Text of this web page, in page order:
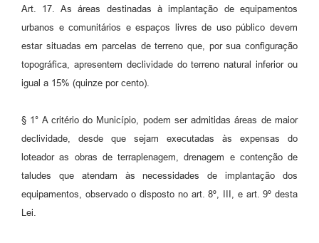
Art. 17. As áreas destinadas à implantação de equipamentos
urbanos e comunitários e espaços livres de uso público devem
estar situadas em parcelas de terreno que, por sua configuração
topográfica, apresentem declividade do terreno natural inferior ou
igual a 15% (quinze por cento).
§ 1° A critério do Município, podem ser admitidas áreas de maior
declividade, desde que sejam executadas às expensas do
loteador as obras de terraplenagem, drenagem e contenção de
taludes que atendam às necessidades de implantação dos
equipamentos, observado o disposto no art. 8º, III, e art. 9º desta
Lei.